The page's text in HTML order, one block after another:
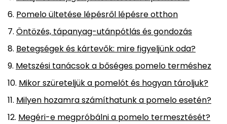
Pomelo ültetése lépésről lépésre otthon
Öntözés, tápanyag-utánpótlás és gondozás
Betegségek és kártevők: mire figyeljünk oda?
Metszési tanácsok a bőséges pomelo terméshez
Mikor szüreteljük a pomelót és hogyan tároljuk?
Milyen hozamra számíthatunk a pomelo esetén?
Megéri-e megpróbálni a pomelo termesztését?